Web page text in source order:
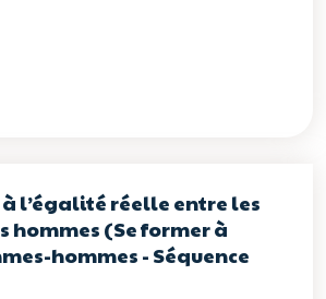
l’égalité réelle entre les
hommes (Se former à
hommes - Séquence